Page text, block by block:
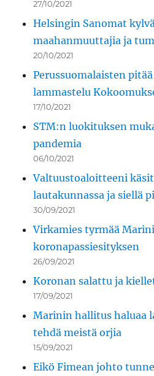
27/10/2021
Helsingin Sanomat
maahanmuuttajia ja
20/10/2021
Perussuomalaisten
lammastelu
17/10/2021
STM:n luokituksen
pandemia
06/10/2021
Valtuustoaloitteeni
lautakunnassa ja siellä
30/09/2021
Virkamies tyrmää
koronapassiesityksen
26/09/2021
Koronan salattu ja
17/09/2021
Marinin hallitus haluaa
tehdä meistä orjia
15/09/2021
Eikö Fimean johto